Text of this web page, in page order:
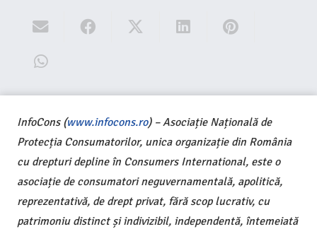
InfoCons (www.infocons.ro) – Asociație Națională de
Protecția Consumatorilor, unica organizație din România
cu drepturi depline în Consumers International, este o
asociație de consumatori neguvernamentală, apolitică,
reprezentativă, de drept privat, fără scop lucrativ, cu
patrimoniu distinct și indivizibil, independentă, întemeiată